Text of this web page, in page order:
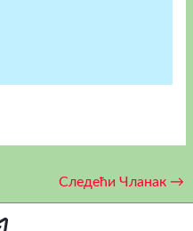
Следећи Чланак →